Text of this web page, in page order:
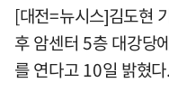
[대전=뉴시스]김도현
후 암센터 5층 대강당
를 연다고 10일 밝혔다.